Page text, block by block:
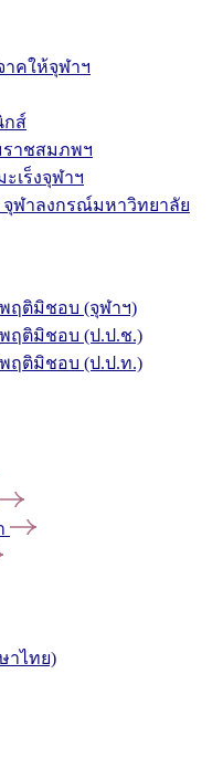
าคให้จุฬาฯ
กส์
าชสมภพฯ
เร็งจุฬาฯ
จุฬาลงกรณ์มหาวิทยาลัย
ฤติมิชอบ (จุฬาฯ)
ฤติมิชอบ (ป.ป.ช.)
ฤติมิชอบ (ป.ป.ท.)
าไทย)